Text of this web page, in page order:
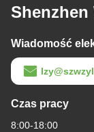
Wiadomość
Czas pracy
8:00-18:00